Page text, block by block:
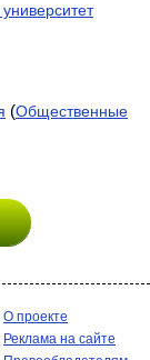
(Общественные
О проекте
Реклама на сайте